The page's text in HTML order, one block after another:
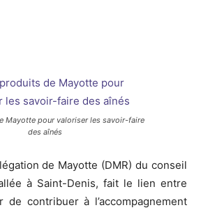
Mayotte pour valoriser les savoir-faire
des aînés
de Mayotte (DMR) du conseil
à Saint-Denis, fait le lien entre
contribuer à l’accompagnement